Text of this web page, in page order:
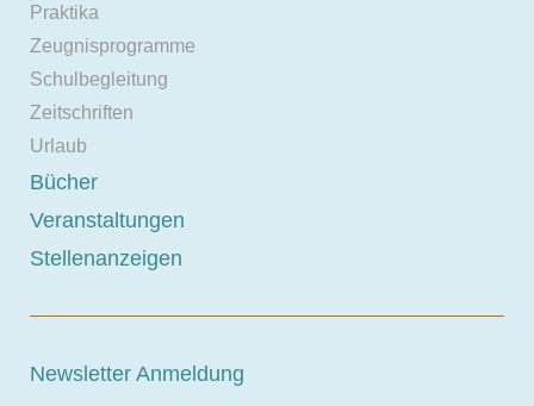
Praktika
Zeugnisprogramme
Schulbegleitung
Zeitschriften
Urlaub
Bücher
Veranstaltungen
Stellenanzeigen
Newsletter Anmeldung